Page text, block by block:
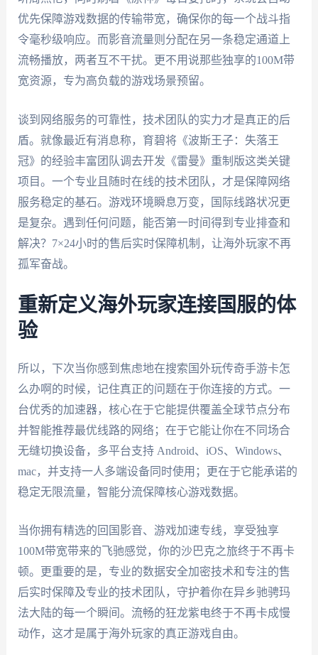
优先保障游戏数据的传输带宽，确保你的每一个战斗指
令毫秒级响应。而影音流量则分配在另一条稳定通道上
流畅播放，两者互不干扰。更不用说那些独享的100M带
宽资源，专为高负载的游戏场景预留。
谈到网络服务的可靠性，技术团队的实力才是真正的后
盾。就像最近有消息称，育碧将《波斯王子：失落王
冠》的经验丰富团队调去开发《雷曼》重制版这类关键
项目。一个专业且随时在线的技术团队，才是保障网络
服务稳定的基石。游戏环境瞬息万变，国际线路状况更
是复杂。遇到任何问题，能否第一时间得到专业排查和
解决？7×24小时的售后实时保障机制，让海外玩家不再
孤军奋战。
重新定义海外玩家连接国服的体
验
所以，下次当你感到焦虑地在搜索国外玩传奇手游卡怎
么办啊的时候，记住真正的问题在于你连接的方式。一
台优秀的加速器，核心在于它能提供覆盖全球节点分布
并智能推荐最优线路的网络；在于它能让你在不同场合
无缝切换设备，多平台支持 Android、iOS、Windows、
mac，并支持一人多端设备同时使用；更在于它能承诺的
稳定无限流量，智能分流保障核心游戏数据。
当你拥有精选的回国影音、游戏加速专线，享受独享
100M带宽带来的飞驰感觉，你的沙巴克之旅终于不再卡
顿。更重要的是，专业的数据安全加密技术和专注的售
后实时保障及专业的技术团队，守护着你在异乡驰骋玛
法大陆的每一个瞬间。流畅的狂龙紫电终于不再卡成慢
动作，这才是属于海外玩家的真正游戏自由。